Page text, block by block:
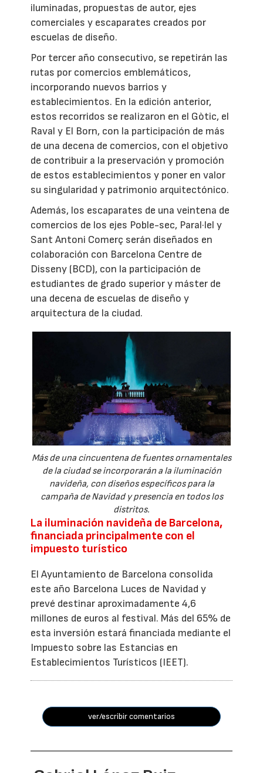
iluminadas, propuestas de autor, ejes
comerciales y escaparates creados por
escuelas de diseño.
Por tercer año consecutivo, se repetirán las
rutas por comercios emblemáticos,
incorporando nuevos barrios y
establecimientos. En la edición anterior,
estos recorridos se realizaron en el Gòtic, el
Raval y El Born, con la participación de más
de una decena de comercios, con el objetivo
de contribuir a la preservación y promoción
de estos establecimientos y poner en valor
su singularidad y patrimonio arquitectónico.
Además, los escaparates de una veintena de
comercios de los ejes Poble-sec, Paral·lel y
Sant Antoni Comerç serán diseñados en
colaboración con Barcelona Centre de
Disseny (BCD), con la participación de
estudiantes de grado superior y máster de
una decena de escuelas de diseño y
arquitectura de la ciudad.
Más de una cincuentena de fuentes ornamentales
de la ciudad se incorporarán a la iluminación
navideña, con diseños específicos para la
campaña de Navidad y presencia en todos los
distritos.
La iluminación navideña de Barcelona,
financiada principalmente con el
impuesto turístico
El Ayuntamiento de Barcelona consolida
este año Barcelona Luces de Navidad y
prevé destinar aproximadamente 4,6
millones de euros al festival. Más del 65% de
esta inversión estará financiada mediante el
Impuesto sobre las Estancias en
Establecimientos Turísticos (IEET).
ver/escribir comentarios